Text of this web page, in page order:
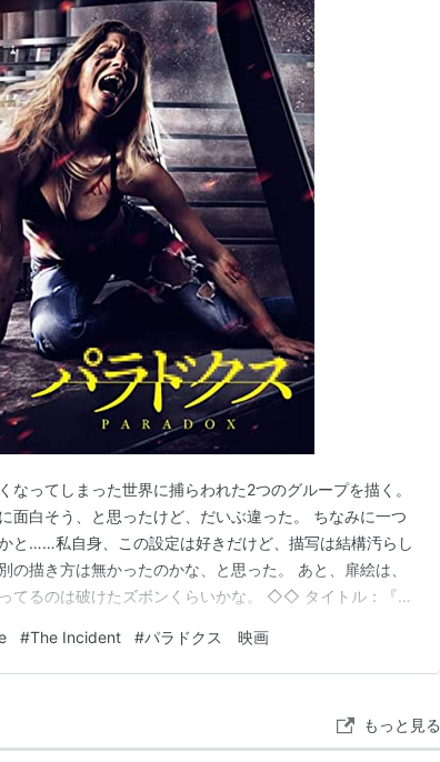
なってしまった世界に捕らわれた2つのグループを描く。
面白そう、と思ったけど、だいぶ違った。 ちなみに一つ
と……私自身、この設定は好きだけど、描写は結構汚らし
の描き方は無かったのかな、と思った。 あと、扉絵は、
てるのは破けたズボンくらいかな。 ◇◇ タイトル：『パ
ラウル・メンデス ハンブルト・ブスト エルナン・メ
#The Incident #パラドクス 映画
もっと見る